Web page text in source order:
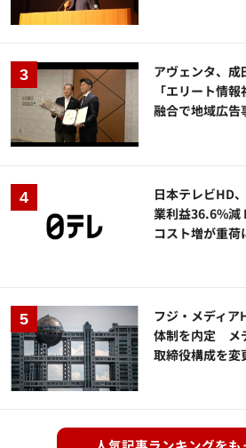
アヴェンタ、成
「エリート情
融合で地域広告
日本テレビHD
業利益36.6%減
コスト増が重荷
フジ・メディア
体制を内定 メ
取締役構成を変